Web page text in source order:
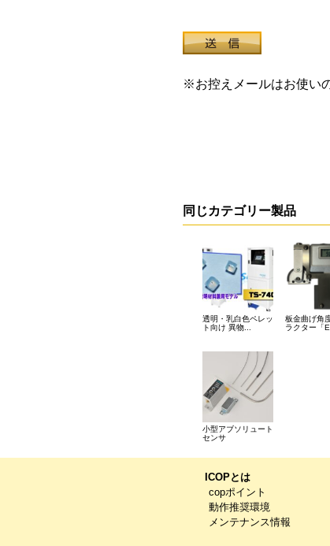
※お控えメールはお使い
同じカテゴリー製品
透明・乳白色ペレッ
ト向け 異物...
板金曲げ角
ラクター「
小型アブソリュート
センサ
ICOPとは
copポイント
動作推奨環境
メンテナンス情報